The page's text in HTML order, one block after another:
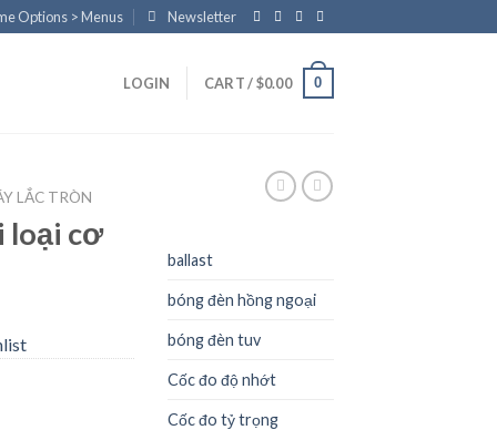
Options > Menus Newsletter
LOGIN CART /$0.00 0
LẮC TRÒN
loại cơ
ballast
bóng đèn hồng ngoại
bóng đèn tuv
Cốc đo độ nhớt
Cốc đo tỷ trọng